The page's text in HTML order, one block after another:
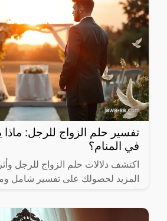
تفسير حلم الزواج للرجل: ماذا
في المنام؟
اكتشف دلالات حلم الزواج للرجل
المزيد لحصولك على تفسير شامل